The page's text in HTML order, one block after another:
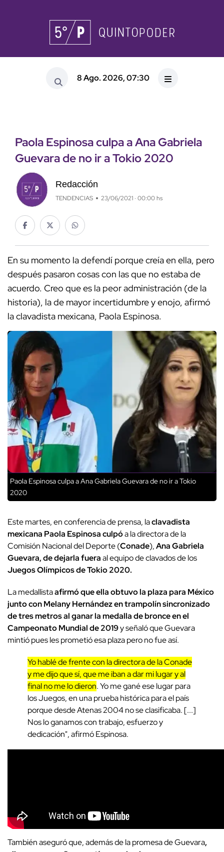
8 Ago. 2026, 07:30
Paola Espinosa culpa a Ana Gabriela
Guevara de no ir a Tokio 2020
Redacción
TENDENCIAS 23/06/2021 · 00:00 hs
En su momento la defendí porque creía en ella, pero
después pasaron cosas con las que no estaba de
acuerdo. Creo que es la peor administración (de la
historia), la de mayor incertidumbre y enojo, afirmó
la clavadista mexicana, Paola Espinosa.
Paola Espinosa culpa a Ana Gabriela Guevara de no ir a Tokio
2020
Este martes, en conferencia de prensa, laclavadista
mexicana Paola Espinosa culpóa la directora de la
Comisión Nacional del Deporte (Conade),Ana Gabriela
Guevara, de dejarla fueraal equipo de clavados de los
Juegos Olímpicos de Tokio 2020.
La medallistaafirmó que ella obtuvo la plaza para México
junto con Melany Hernández en trampolín sincronizado
de tres metros al ganar la medalla de bronce en el
Campeonato Mundial de 2019y señaló que Guevara
mintió pues les prometió esa plaza pero no fue así.
Yo hablé de frente con la directora de la Conade
y me dijo que sí, que me iban a dar mi lugar y al
final no me lo dieron. Yo me gané ese lugar para
los Juegos, en una prueba histórica para el país
porque desde Atenas 2004 no se clasificaba. [...]
Nos lo ganamos con trabajo, esfuerzo y
dedicación", afirmó Espinosa.
También aseguró que, además de la promesa de Guevara,